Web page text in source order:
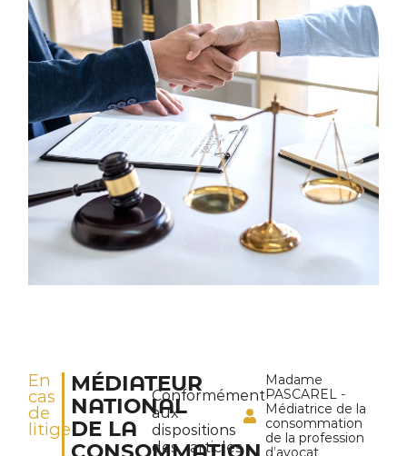
En
cas
de
litige
MÉDIATEUR
NATIONAL
DE LA
Conformément
aux
dispositions
des articles
Madame
PASCAREL -
Médiatrice de la
consommation
de la profession
d’avocat